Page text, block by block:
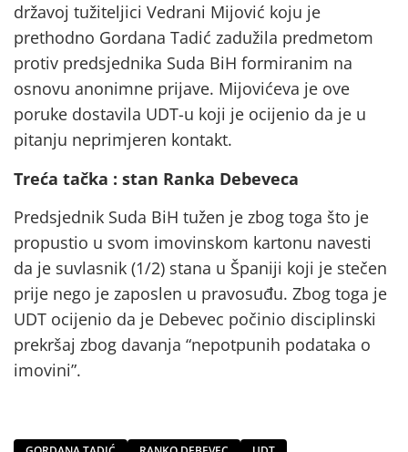
državoj tužiteljici Vedrani Mijović koju je
prethodno Gordana Tadić zadužila predmetom
protiv predsjednika Suda BiH formiranim na
osnovu anonimne prijave. Mijovićeva je ove
poruke dostavila UDT-u koji je ocijenio da je u
pitanju neprimjeren kontakt.
Treća tačka : stan Ranka Debeveca
Predsjednik Suda BiH tužen je zbog toga što je
propustio u svom imovinskom kartonu navesti
da je suvlasnik (1/2) stana u Španiji koji je stečen
prije nego je zaposlen u pravosuđu. Zbog toga je
UDT ocijenio da je Debevec počinio disciplinski
prekršaj zbog davanja “nepotpunih podataka o
imovini”.